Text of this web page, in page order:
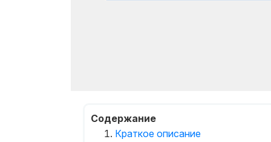
Содержание
Краткое описание